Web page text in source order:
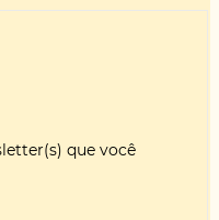
que você